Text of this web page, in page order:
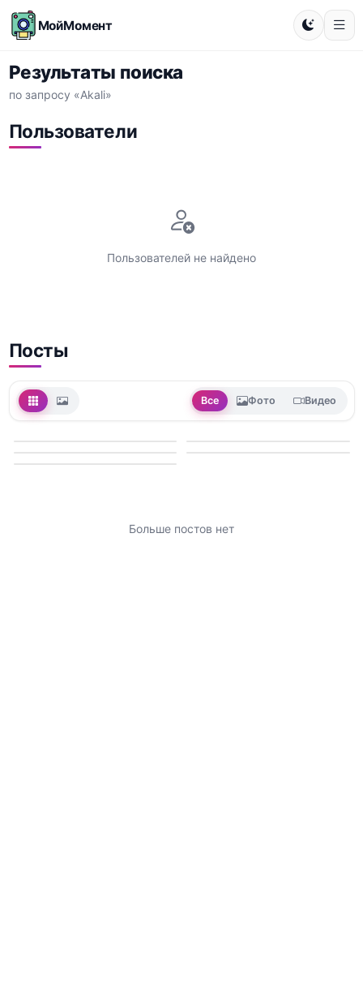
МойМомент
Результаты поиска
по запросу «Akali»
Пользователи
Пользователей не найдено
Посты
Все Фото Видео
Больше постов нет